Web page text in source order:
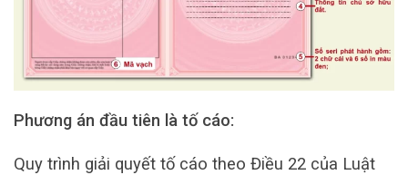
Phương án đầu tiên là tố cáo:
Quy trình giải quyết tố cáo theo Điều 22 của Luật